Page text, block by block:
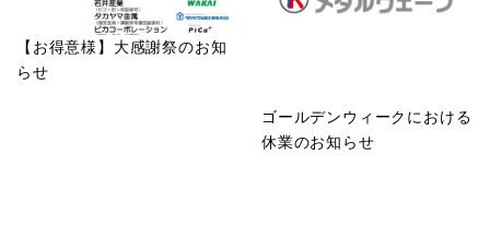
【お得意様】大感謝祭のお知
らせ
ゴールデンウィークにおける
休業のお知らせ